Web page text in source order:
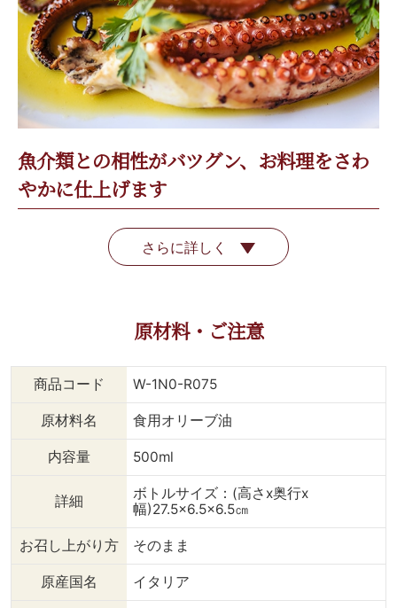
魚介類との相性がバツグン、お料理をさわ
やかに仕上げます
さらに詳しく
原材料・ご注意
商品コード W-1N0-R075
原材料名 食用オリーブ油
内容量 500ml
詳細
ボトルサイズ：(高さx奥行x
幅)27.5×6.5×6.5㎝
お召し上がり方 そのまま
原産国名 イタリア